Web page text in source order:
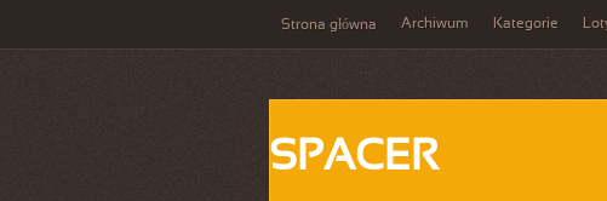
Strona główna Archiwum Kategorie
SPACER